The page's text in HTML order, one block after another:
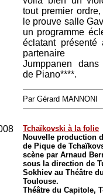
tout premier ordre,
le prouve salle
un programme
éclatant présenté
partenaire
Jumppanen
de Piano****.
Par Gérard MANNONI
Tchaïkovski à la folie
Nouvelle production
de Pique de
scène par Arnaud
sous la direction de
Sokhiev au Théâtre
Toulouse.
Théâtre du Capitole,